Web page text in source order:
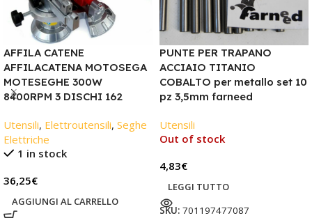
AFFILA CATENE
AFFILACATENA MOTOSEGA
MOTESEGHE 300W
8400RPM 3 DISCHI 162
Utensili, Elettroutensili, Seghe
Elettriche
1 in stock
36,25€
AGGIUNGI AL CARRELLO
PUNTE PER TRAPANO
ACCIAIO TITANIO
COBALTO per metallo set 10
pz 3,5mm farneed
Utensili
Out of stock
4,83€
LEGGI TUTTO
SKU: 701197477087